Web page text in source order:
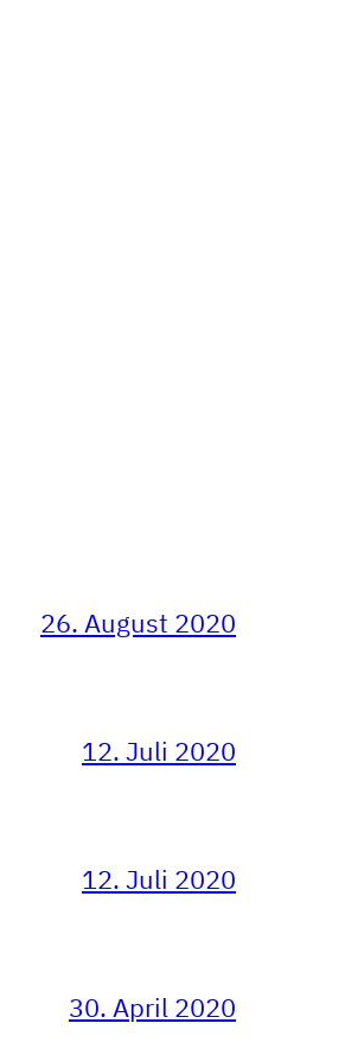
26. August 2020
12. Juli 2020
12. Juli 2020
30. April 2020